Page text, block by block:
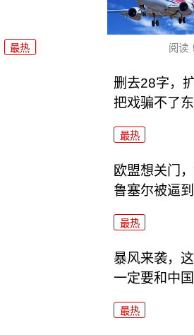
最热 阅读
删去28字，
把戏骗不了
最热
欧盟想关门
鲁塞尔被逼
最热
暴风来袭，
一定要和中
最热